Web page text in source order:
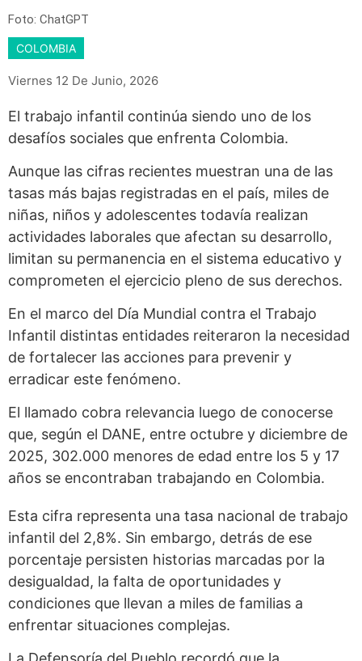
Foto: ChatGPT
COLOMBIA
Viernes 12 De Junio, 2026
El trabajo infantil continúa siendo uno de los
desafíos sociales que enfrenta Colombia.
Aunque las cifras recientes muestran una de las
tasas más bajas registradas en el país, miles de
niñas, niños y adolescentes todavía realizan
actividades laborales que afectan su desarrollo,
limitan su permanencia en el sistema educativo y
comprometen el ejercicio pleno de sus derechos.
En el marco del Día Mundial contra el Trabajo
Infantil distintas entidades reiteraron la necesidad
de fortalecer las acciones para prevenir y
erradicar este fenómeno.
El llamado cobra relevancia luego de conocerse
que, según el DANE, entre octubre y diciembre de
2025, 302.000 menores de edad entre los 5 y 17
años se encontraban trabajando en Colombia.
Esta cifra representa una tasa nacional de trabajo
infantil del 2,8%. Sin embargo, detrás de ese
porcentaje persisten historias marcadas por la
desigualdad, la falta de oportunidades y
condiciones que llevan a miles de familias a
enfrentar situaciones complejas.